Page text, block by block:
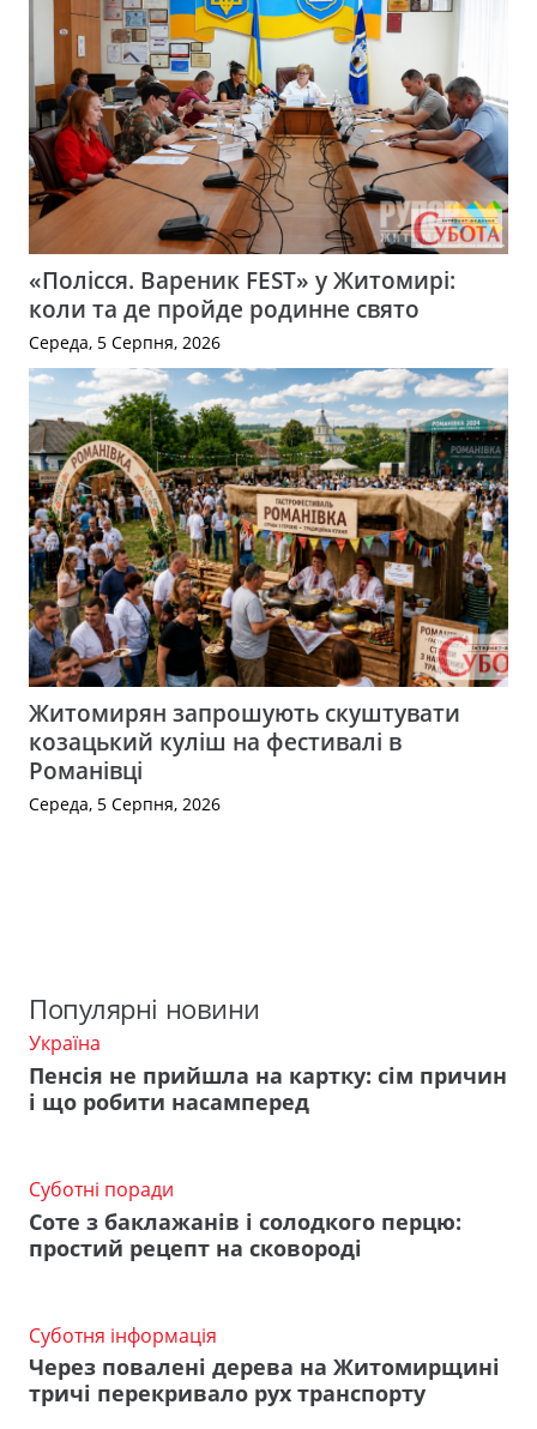
«Полісся. Вареник FEST» у Житомирі:
коли та де пройде родинне свято
Середа, 5 Серпня, 2026
Житомирян запрошують скуштувати
козацький куліш на фестивалі в
Романівці
Середа, 5 Серпня, 2026
Популярні новини
Україна
Пенсія не прийшла на картку: сім причин
і що робити насамперед
Суботні поради
Соте з баклажанів і солодкого перцю:
простий рецепт на сковороді
Суботня інформація
Через повалені дерева на Житомирщині
тричі перекривало рух транспорту